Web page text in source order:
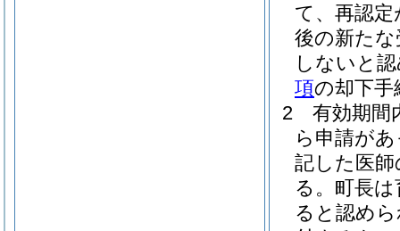
て、再認
後の新た
しないと
項の却下
2
有効期間
ら申請が
記した医
る。 町長
ると認め